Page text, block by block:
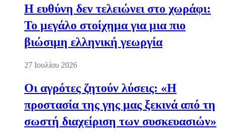
Η ευθύνη δεν τελειώνει στο χωράφι:
Το μεγάλο στοίχημα για μια πιο
βιώσιμη ελληνική γεωργία
27 Ιουλίου 2026
Οι αγρότες ζητούν λύσεις: «Η
προστασία της γης μας ξεκινά από τη
σωστή διαχείριση των συσκευασιών»